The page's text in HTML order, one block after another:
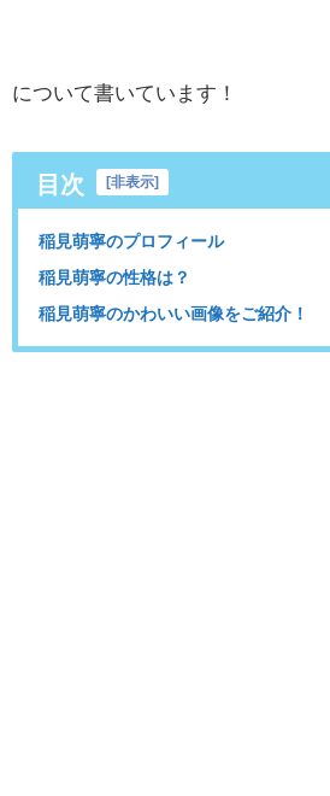
について書いています！
目次 [非表示]
稲見萌寧のプロフィール
稲見萌寧の性格は？
稲見萌寧のかわいい画像をご紹介！